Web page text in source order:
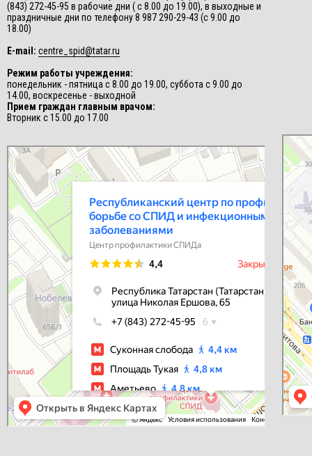
(843) 272-45-95 в рабочие дни ( с 8.00 до 19.00), в выходные и
праздничные дни по телефону 8 987 290-29-43 (с 9.00 до
18.00)
E-mail: centre_spid@tatar.ru
Режим работы учреждения:
понедельник - пятница с 8.00 до 19.00, суббота с 9.00 до
14.00, воскресенье - выходной
Прием граждан главным врачом:
Вторник с 15.00 до 17.00
Республиканский центр по профилактике и борьбе со СПИД и
инфекционными заболеваниями
Центр профилактики СПИДа в Казани
СПИД-
Центр